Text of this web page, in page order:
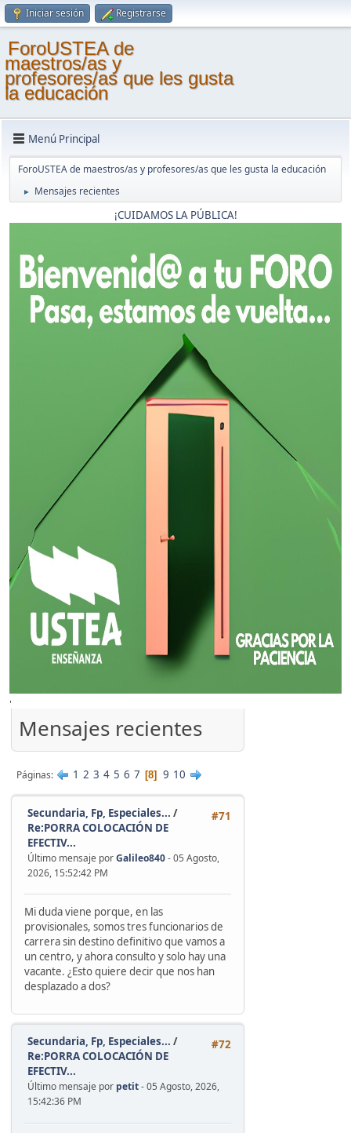
Iniciar sesión Registrarse
ForoUSTEA de
maestros/as y
profesores/as que les gusta
la educación
Menú Principal
ForoUSTEA de maestros/as y profesores/as que les gusta la educación
► Mensajes recientes
¡CUIDAMOS LA PÚBLICA!
'
Mensajes recientes
Páginas 1 2 3 4 5 6 7 8 9 10
#71
Secundaria, Fp, Especiales... /
Re:PORRA COLOCACIÓN DE
EFECTIV...
Último mensaje porGalileo840- 05 Agosto,
2026, 15:52:42 PM
Mi duda viene porque, en las
provisionales, somos tres funcionarios de
carrera sin destino definitivo que vamos a
un centro, y ahora consulto y solo hay una
vacante. ¿Esto quiere decir que nos han
desplazado a dos?
#72
Secundaria, Fp, Especiales... /
Re:PORRA COLOCACIÓN DE
EFECTIV...
Último mensaje por petit- 05 Agosto, 2026,
15:42:36 PM